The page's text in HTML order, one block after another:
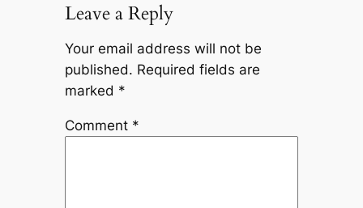
Leave a Reply
Your email address will not be
published. Required fields are
marked *
Comment *